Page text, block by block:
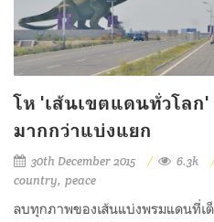
โห 'เส้นเขตแดนทั่วโลก
มากกว่าแบ่งแยก
30th December 2015 6.3k
country peace
ลบทุกภาพของเส้นแบ่งพรมแดนที่เ